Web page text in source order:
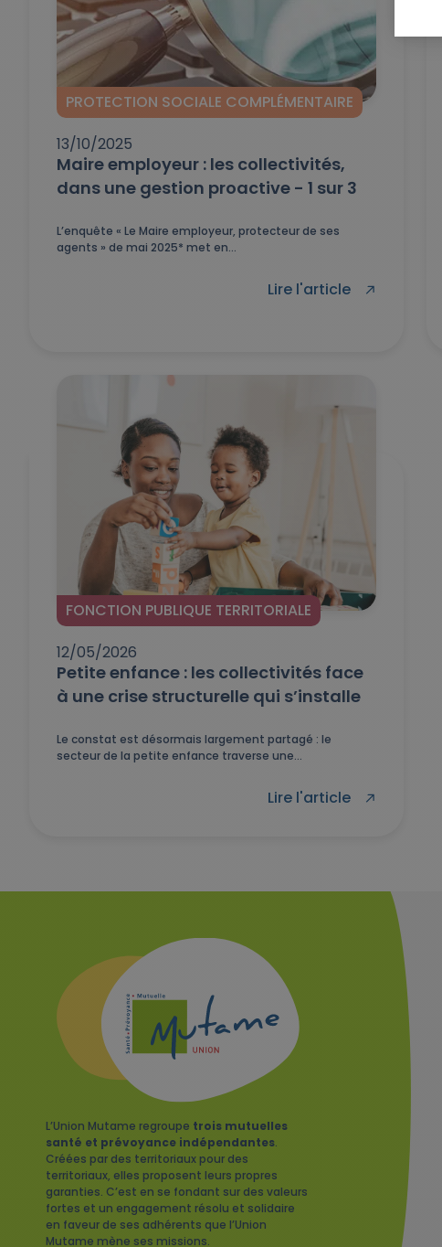
PROTECTION SOCIALE COMPLÉMENTAIRE
13/10/2025
Maire employeur : les collectivités,
dans une gestion proactive - 1 sur 3
L’enquête « Le Maire employeur, protecteur de ses
agents » de mai 2025* met en...
Lire l'article
FONCTION PUBLIQUE TERRITORIALE
12/05/2026
Petite enfance : les collectivités face
à une crise structurelle qui s’installe
Le constat est désormais largement partagé : le
secteur de la petite enfance traverse une...
Lire l'article
L’Union Mutame regroupe trois mutuelles
santé et prévoyance indépendantes.
Créées par des territoriaux pour des
territoriaux, elles proposent leurs propres
garanties. C’est en se fondant sur des valeurs
fortes et un engagement résolu et solidaire
en faveur de ses adhérents que l’Union
Mutame mène ses missions.